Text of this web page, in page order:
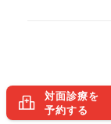
対面診療を
予約する